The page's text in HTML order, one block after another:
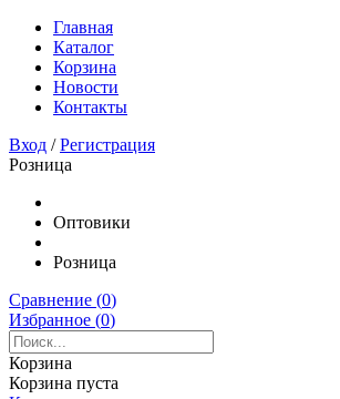
Главная
Каталог
Корзина
Новости
Контакты
Вход /Регистрация
Розница
Оптовики
Розница
Сравнение (0)
Избранное (0)
Корзина
Корзина пуста